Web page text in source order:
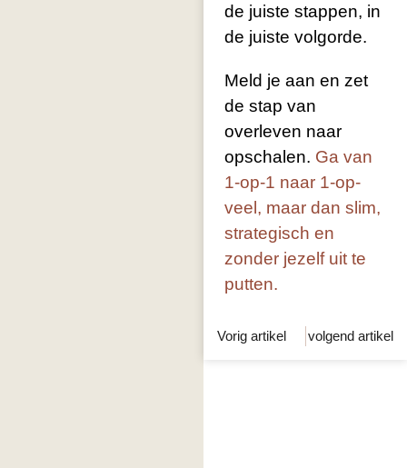
de juiste stappen, in
de juiste volgorde.
Meld je aan en zet
de stap van
overleven naar
opschalen. Ga van
1-op-1 naar 1-op-
veel, maar dan slim,
strategisch en
zonder jezelf uit te
putten.
Vorig artikel volgend artikel